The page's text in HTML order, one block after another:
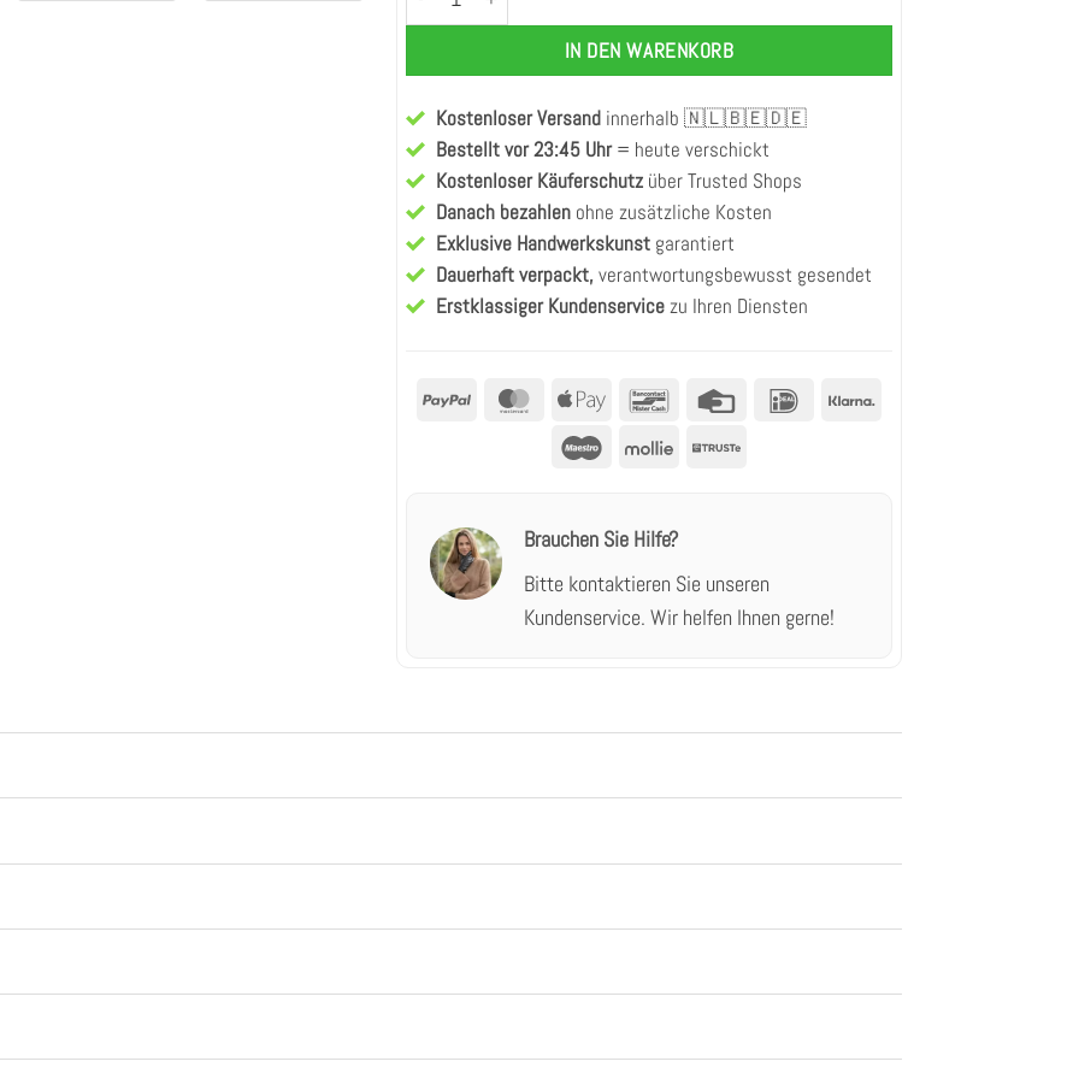
IN DEN WARENKORB
Kostenloser Versand innerhalb 🇳🇱🇧🇪🇩🇪
Bestellt vor 23:45 Uhr= heute verschickt
Kostenloser Käuferschutz über Trusted Shops
Danach bezahlen ohne zusätzliche Kosten
Exklusive Handwerkskunst garantiert
Dauerhaft verpackt,verantwortungsbewusst gesendet
Erstklassiger Kundenservicezu Ihren Diensten
PayPal MasterCard
Apple
BancontactKreditkarteIDeal
Klarna
MaestroMollie Truste
Brauchen Sie Hilfe?
Bitte kontaktieren Sie unseren
Kundenservice. Wir helfen Ihnen gerne!